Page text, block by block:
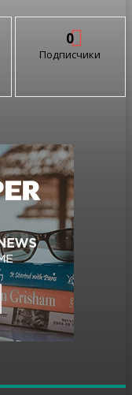
0
Подписчики